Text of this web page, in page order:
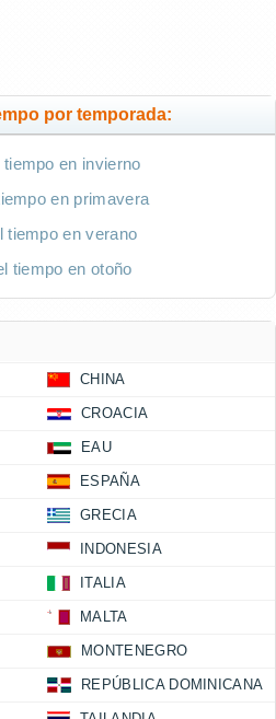
por temporada:
en invierno
en primavera
tiempo en verano
tiempo en otoño
CHINA
CROACIA
EAU
ESPAÑA
GRECIA
INDONESIA
ITALIA
MALTA
MONTENEGRO
REPÚBLICA DOMINICANA